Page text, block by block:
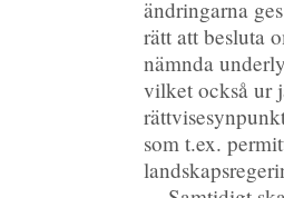
ändringarna
rätt att besluta
nämnda
vilket också ur
som t.ex.